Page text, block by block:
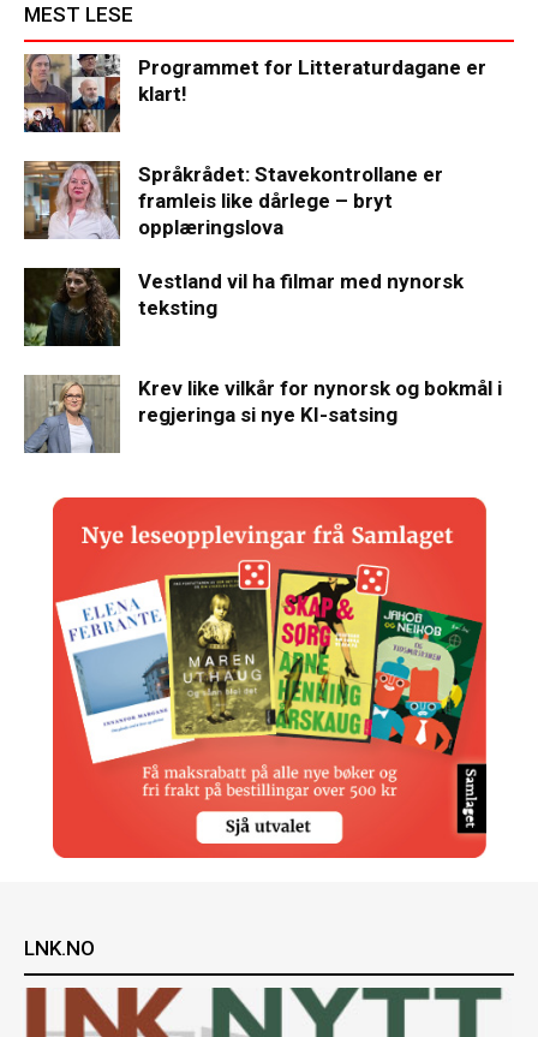
MEST LESE
Programmet for Litteraturdagane er
klart!
Språkrådet: Stavekontrollane er
framleis like dårlege – bryt
opplæringslova
Vestland vil ha filmar med nynorsk
teksting
Krev like vilkår for nynorsk og bokmål i
regjeringa si nye KI-satsing
LNK.NO